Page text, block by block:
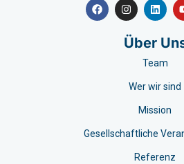
Über
Team
Wer wir sind
Mission
Gesellschaftliche
Referenz